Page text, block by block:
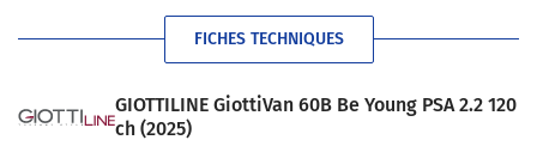
FICHES TECHNIQUES
GIOTTILINE GiottiVan 60B Be Young PSA 2.2 120
ch (2025)